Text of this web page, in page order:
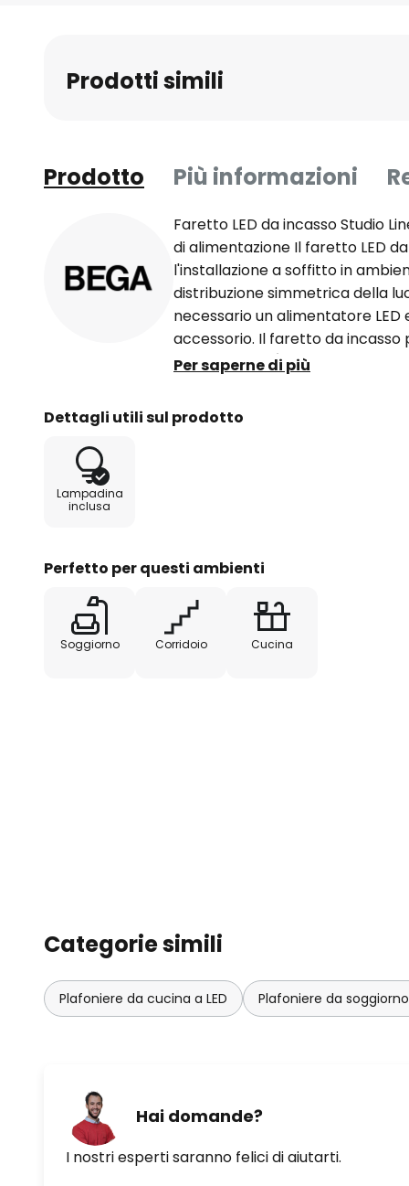
Prodotti simili
Prodotto Più informazioni
Faretto LED da incasso Studio
di alimentazione Il faretto LED
l'installazione a soffitto in
distribuzione simmetrica della
necessario un alimentatore
accessorio. Il faretto da incasso
controsoffitti. È costituito da un
fibra di vetro, la piastra di
rigido - Riflettore in alluminio
Per saperne di più
Dettagli utili sul prodotto
Lampadina
inclusa
Perfetto per questi ambienti
Soggiorno Corridoio Cucina
Categorie simili
Plafoniere da cucina a LED Plafoniere da soggiorno
Hai domande?
I nostri esperti saranno felici di aiutarti.